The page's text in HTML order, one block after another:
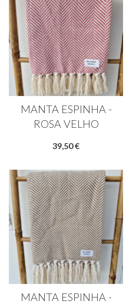
MANTA ESPINHA -
ROSA VELHO
39,50 €
MANTA ESPINHA -